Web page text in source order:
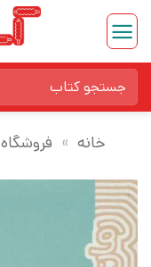
Skip
content
برای:
خانه » فروشگاه